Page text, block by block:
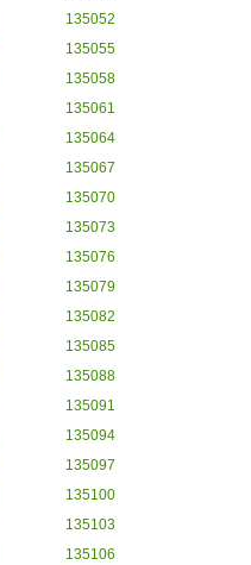
135052
135055
135058
135061
135064
135067
135070
135073
135076
135079
135082
135085
135088
135091
135094
135097
135100
135103
135106